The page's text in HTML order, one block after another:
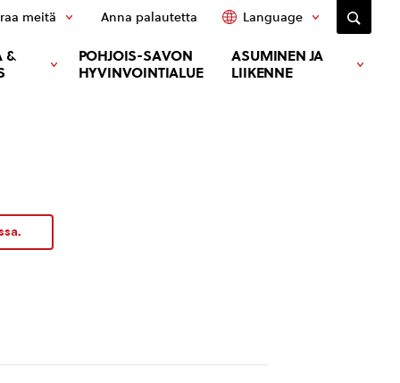
&
POHJOIS-SAVON
HYVINVOINTIALUE
ASUMINEN JA
LIIKENNE
meitä Anna palautetta Language